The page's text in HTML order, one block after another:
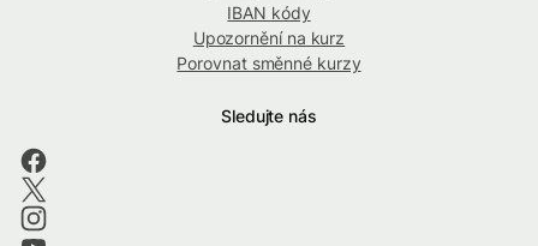
IBAN kódy
Upozornění na kurz
Porovnat směnné kurzy
Sledujte nás